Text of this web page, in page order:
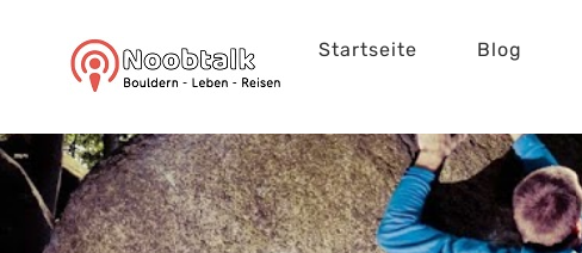
Startseite Blog